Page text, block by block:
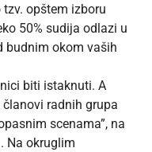
opštem izboru
50% sudija odlazi u
budnim okom vaših
biti istaknuti. A
radnih grupa
scenama”, na
Na okruglim